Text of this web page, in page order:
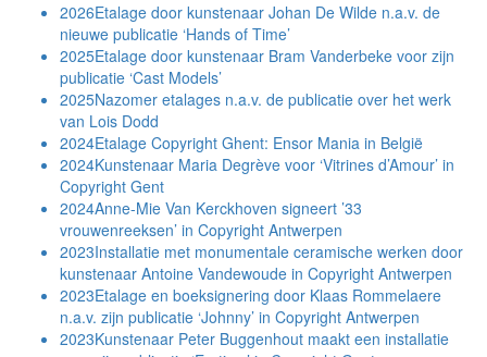
2026Etalage door kunstenaar Johan De Wilde n.a.v. de
nieuwe publicatie ‘Hands of Time’
2025Etalage door kunstenaar Bram Vanderbeke voor zijn
publicatie ‘Cast Models’
2025Nazomer etalages n.a.v. de publicatie over het werk
van Lois Dodd
2024Etalage Copyright Ghent: Ensor Mania in België
2024Kunstenaar Maria Degrève voor ‘Vitrines d’Amour’ in
Copyright Gent
2024Anne-Mie Van Kerckhoven signeert ’33
vrouwenreeksen’ in Copyright Antwerpen
2023Installatie met monumentale ceramische werken door
kunstenaar Antoine Vandewoude in Copyright Antwerpen
2023Etalage en boeksignering door Klaas Rommelaere
n.a.v. zijn publicatie ‘Johnny’ in Copyright Antwerpen
2023Kunstenaar Peter Buggenhout maakt een installatie